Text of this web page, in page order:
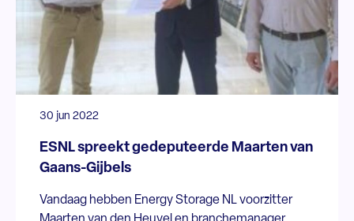
30 jun 2022
ESNL spreekt gedeputeerde Maarten van
Gaans-Gijbels
Vandaag hebben Energy Storage NL voorzitter